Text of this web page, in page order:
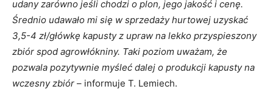
udany zarówno jeśli chodzi o plon, jego jakość i cenę.
Średnio udawało mi się w sprzedaży hurtowej uzyskać
3,5-4 zł/główkę kapusty z upraw na lekko przyspieszony
zbiór spod agrowłókniny. Taki poziom uważam, że
pozwala pozytywnie myśleć dalej o produkcji kapusty na
wczesny zbiór – informuje T. Lemiech.